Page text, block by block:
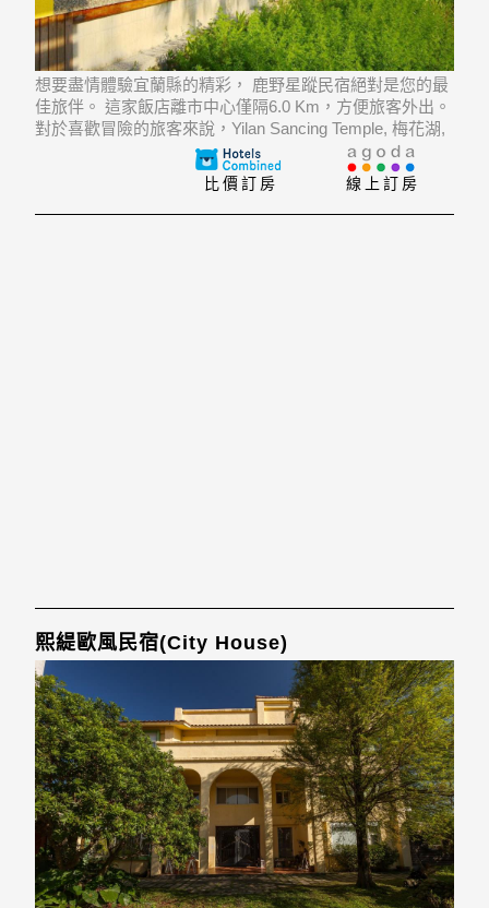
想要盡情體驗宜蘭縣的精彩， 鹿野星蹤民宿絕對是您的最
佳旅伴。 這家飯店離市中心僅隔6.0 Km，方便旅客外出。
對於喜歡冒險的旅客來說，Yilan Sancing Temple, 梅花湖,
Santai Organic Farm再合適不過了。
線上訂房
比價訂房
熙緹歐風民宿(City House)